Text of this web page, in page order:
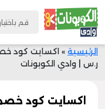
الرئيسية »
ر.س | وادي الكوبونات